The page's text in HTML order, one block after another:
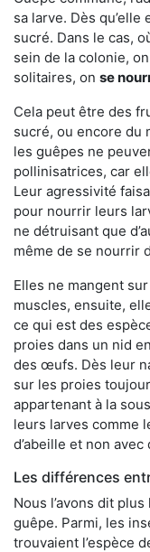
sa larve. Dès
sucré. Dans le cas,
sein de la colonie,
solitaires, on se
Cela peut être des
sucré, ou encore du
les guêpes ne
pollinisatrices, car
Leur agressivité
pour nourrir leurs
ne détruisant que
même de se nourrir
Elles ne mangent
muscles, ensuite,
ce qui est des
proies dans un nid
des œufs. Dès leur
sur les proies
appartenant à la
leurs larves comme
d’abeille et non avec
Les différences
Nous l’avons dit
guêpe. Parmi, les
trouvaient l’espèce